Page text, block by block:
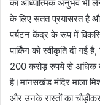
का आध्यात्मिक अनुभव भी
के लिए सतत प्रयासरत है
पर्यटन केंद्र के रूप में
पार्किंग को स्वीकृति दी
200 करोड़ रुपये से अधिक
है।मानसखंड मंदिर माला
और उनके रास्तों का